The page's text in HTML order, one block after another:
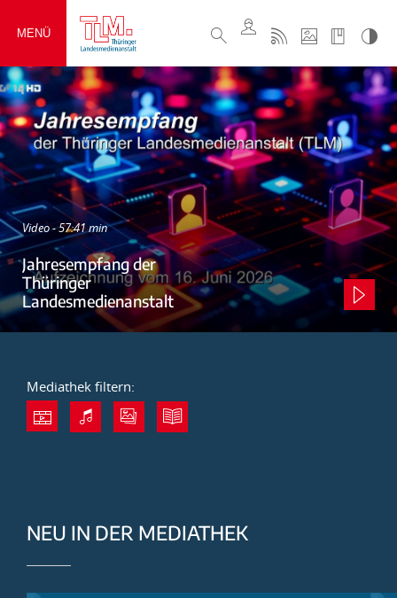
MENÜ
Video - 57:41 min
Jahresempfang der
Thüringer
Landesmedienanstalt
Mediathek filtern:
NEU IN DER MEDIATHEK